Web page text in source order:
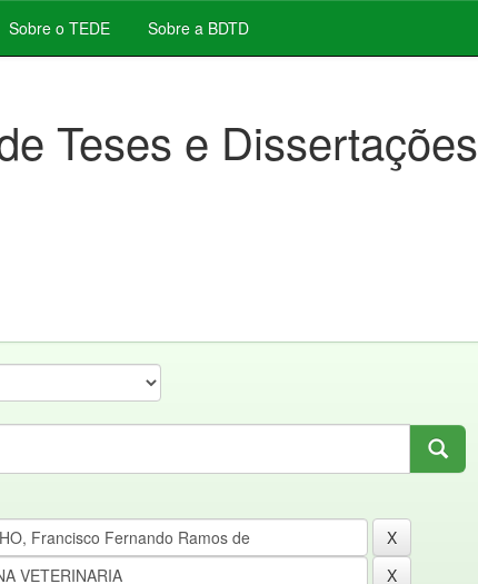
Sobre o TEDE Sobre a BDTD
Teses e Dissertações